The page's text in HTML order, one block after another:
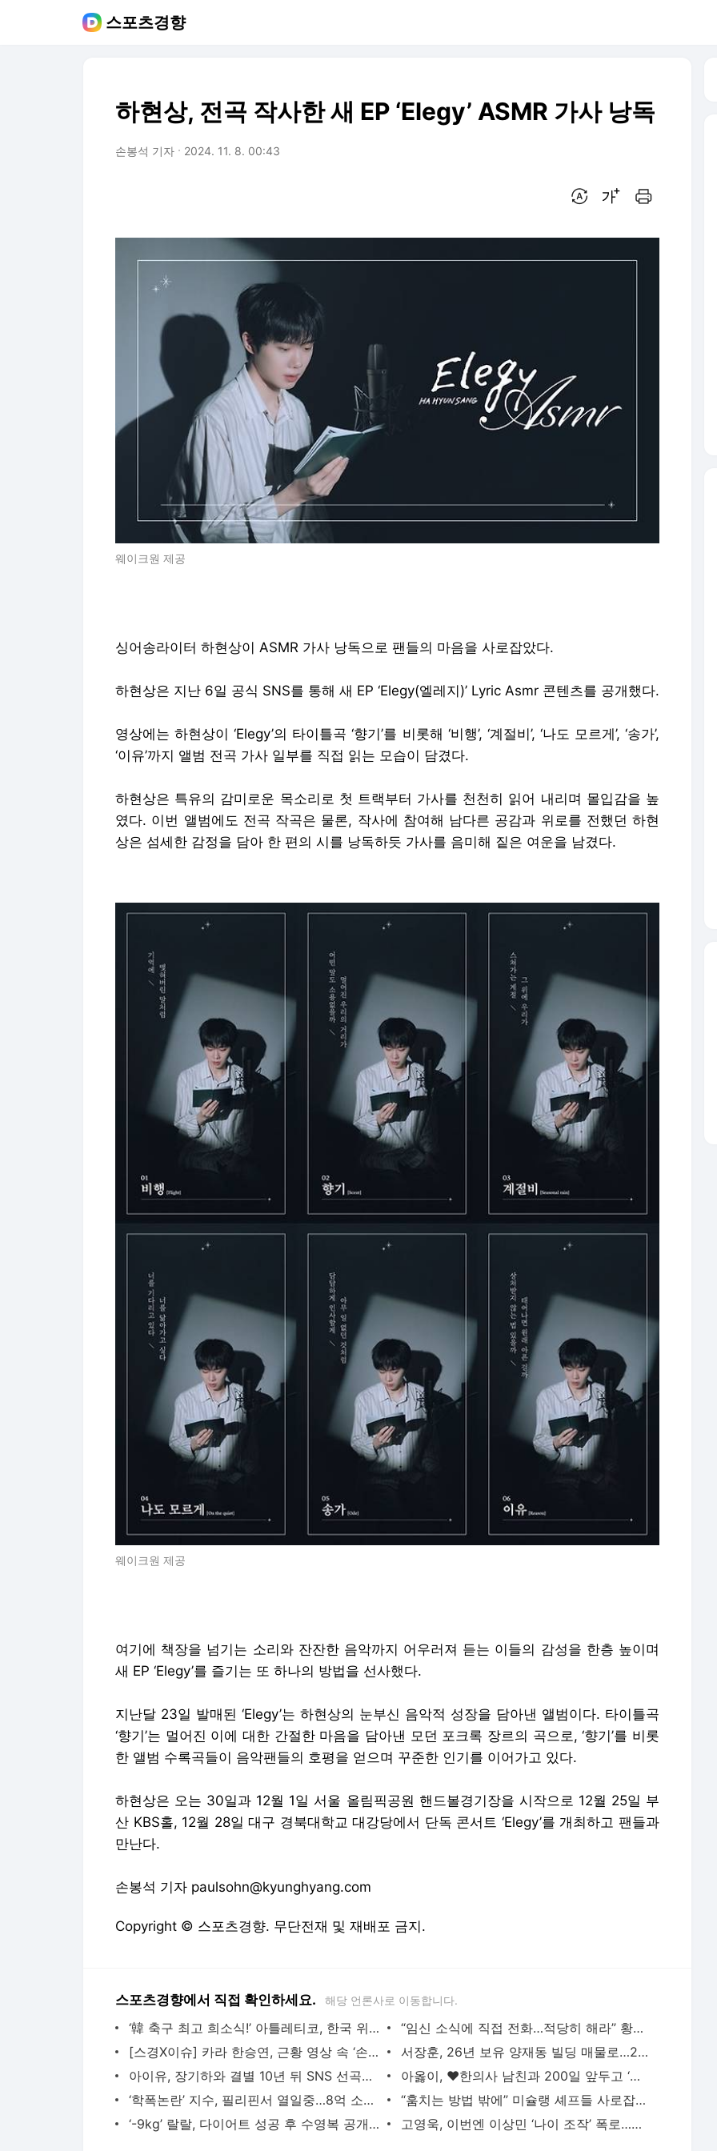
스포츠경향
하현상, 전곡 작사한 새 EP ‘Elegy’ ASMR 가사 낭독
손봉석 기자 2024. 11. 8. 00:43
웨이크원 제공
싱어송라이터 하현상이 ASMR 가사 낭독으로 팬들의 마음을 사로잡았다.
하현상은 지난 6일 공식 SNS를 통해 새 EP ‘Elegy(엘레지)’ Lyric Asmr 콘텐츠를 공개했다.
영상에는 하현상이 ‘Elegy’의 타이틀곡 ‘향기’를 비롯해 ‘비행’, ‘계절비’, ‘나도 모르게’, ‘송가’,
‘이유’까지 앨범 전곡 가사 일부를 직접 읽는 모습이 담겼다.
하현상은 특유의 감미로운 목소리로 첫 트랙부터 가사를 천천히 읽어 내리며 몰입감을 높
였다. 이번 앨범에도 전곡 작곡은 물론, 작사에 참여해 남다른 공감과 위로를 전했던 하현
상은 섬세한 감정을 담아 한 편의 시를 낭독하듯 가사를 음미해 짙은 여운을 남겼다.
웨이크원 제공
여기에 책장을 넘기는 소리와 잔잔한 음악까지 어우러져 듣는 이들의 감성을 한층 높이며
새 EP ‘Elegy’를 즐기는 또 하나의 방법을 선사했다.
지난달 23일 발매된 ‘Elegy’는 하현상의 눈부신 음악적 성장을 담아낸 앨범이다. 타이틀곡
‘향기’는 멀어진 이에 대한 간절한 마음을 담아낸 모던 포크록 장르의 곡으로, ‘향기’를 비롯
한 앨범 수록곡들이 음악팬들의 호평을 얻으며 꾸준한 인기를 이어가고 있다.
하현상은 오는 30일과 12월 1일 서울 올림픽공원 핸드볼경기장을 시작으로 12월 25일 부
산 KBS홀, 12월 28일 대구 경북대학교 대강당에서 단독 콘서트 ‘Elegy’를 개최하고 팬들과
만난다.
손봉석 기자 paulsohn@kyunghyang.com
Copyright © 스포츠경향. 무단전재 및 재배포 금지.
스포츠경향에서 직접 확인하세요. 해당 언론사로 이동합니다.
‘韓 축구 최고 희소식!’ 아틀레티코, 한국 위해 ‘경기 시간’ 바꾼다→“아시아 시청 시간
“임신 소식에 직접 전화…적당히 해라” 황정민 팬 B씨, 폭로자 A씨에 일갈
[스경X이슈] 카라 한승연, 근황 영상 속 ‘손 떨림’ 포착…건강 이상설 확산
서장훈, 26년 보유 양재동 빌딩 매물로…28억→450억 껑충
아이유, 장기하와 결별 10년 뒤 SNS 선곡에…“♥윤가이 있는데 굳이?” 갑론을박
아옳이, ♥한의사 남친과 200일 앞두고 ‘프러포즈급’ 이벤트 공개
‘학폭논란’ 지수, 필리핀서 열일중…8억 소송 끝내고 필리핀서 함박웃음
“훔치는 방법 밖에” 미슐랭 셰프들 사로잡은 선재스님의 발효 장독대(어서와 한국은 처음이지
‘-9kg’ 랄랄, 다이어트 성공 후 수영복 공개 “빠른 시간에 돼지로…”
고영욱, 이번엔 이상민 ‘나이 조작’ 폭로…끊임없는 연예인 저격 ‘구설’